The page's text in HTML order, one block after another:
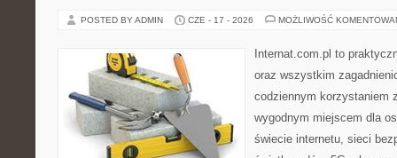
POSTED BY ADMIN CZE - 17 - 2026 MOŻLIWOŚĆ
Internat.com.pl to
oraz wszystkim
codziennym korzystaniem
wygodnym miejscem dla
świecie internetu, sieci